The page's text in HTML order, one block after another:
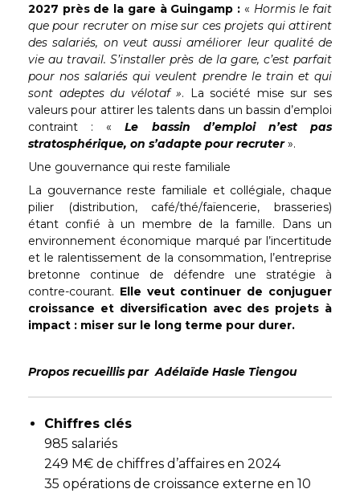
2027 près de la gare à Guingamp : « Hormis le fait
que pour recruter on mise sur ces projets qui attirent
des salariés, on veut aussi améliorer leur qualité de
vie au travail. S’installer près de la gare, c’est parfait
pour nos salariés qui veulent prendre le train et qui
sont adeptes du vélotaf ». La société mise sur ses
valeurs pour attirer les talents dans un bassin d’emploi
contraint : «Le bassin d’emploi n’est pas
stratosphérique, on s’adapte pour recruter ».
Une gouvernance qui reste familiale
La gouvernance reste familiale et collégiale, chaque
pilier (distribution, café/thé/faïencerie, brasseries)
étant confié à un membre de la famille. Dans un
environnement économique marqué par l’incertitude
et le ralentissement de la consommation, l’entreprise
bretonne continue de défendre une stratégie à
contre-courant. Elle veut continuer de conjuguer
croissance et diversification avec des projets à
impact : miser sur le long terme pour durer.
Propos recueillis par Adélaïde Hasle Tiengou
Chiffres clés
985 salariés
249 M€ de chiffres d’affaires en 2024
35 opérations de croissance externe en 10